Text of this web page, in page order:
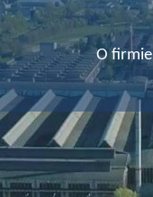
O firmie